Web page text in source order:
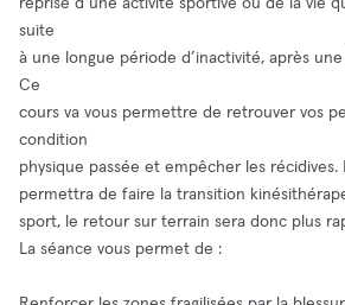
reprise d’une activité sportive ou de la vie
suite
à une longue période d’inactivité, après
Ce
cours va vous permettre de retrouver vos
condition
physique passée et empêcher les
permettra de faire la transition
sport, le retour sur terrain sera donc plus
La séance vous permet de :